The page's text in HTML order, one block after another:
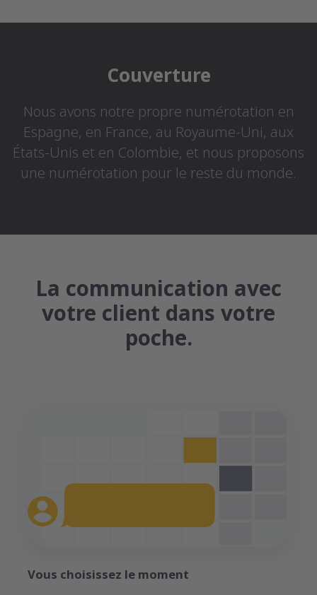
Couverture
Nous avons notre propre numérotation en
Espagne, en France, au Royaume-Uni, aux
États-Unis et en Colombie, et nous proposons
une numérotation pour le reste du monde.
La communication avec
votre client dans votre
poche.
Vous choisissez le moment